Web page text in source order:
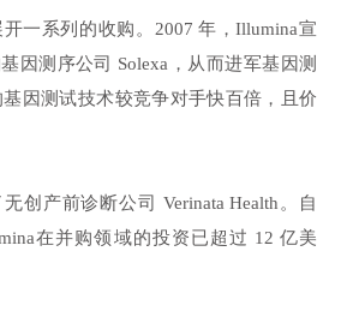
开一系列的收购。2007 年，Illumina宣
因测序公司 Solexa，从而进军基因测
基因测试技术较竞争对手快百倍，且价
创产前诊断公司 Verinata Health。自
在并购领域的投资已超过 12 亿美